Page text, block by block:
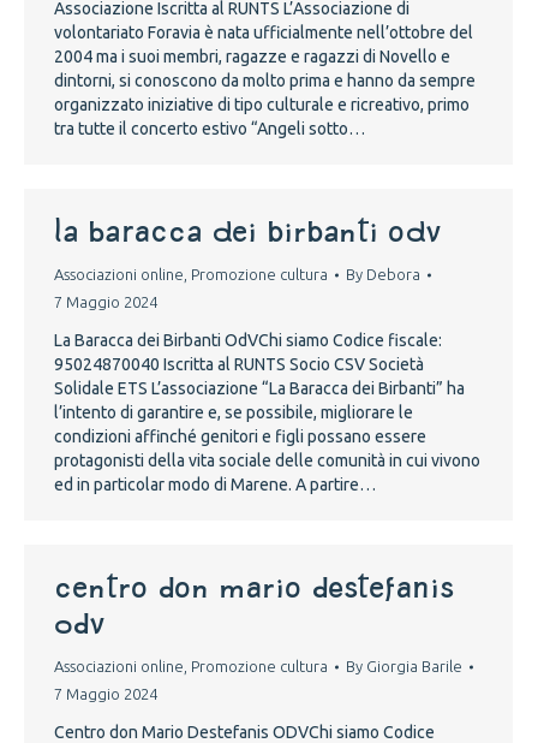
Associazione Iscritta al RUNTS L’Associazione di
volontariato Foravia è nata ufficialmente nell’ottobre del
2004 ma i suoi membri, ragazze e ragazzi di Novello e
dintorni, si conoscono da molto prima e hanno da sempre
organizzato iniziative di tipo culturale e ricreativo, primo
tra tutte il concerto estivo “Angeli sotto…
LA BARACCA DEI BIRBANTI ODV
Associazioni online Promozione cultura By Debora
7 Maggio 2024
La Baracca dei Birbanti OdVChi siamo Codice fiscale:
95024870040 Iscritta al RUNTS Socio CSV Società
Solidale ETS L’associazione “La Baracca dei Birbanti” ha
l’intento di garantire e, se possibile, migliorare le
condizioni affinché genitori e figli possano essere
protagonisti della vita sociale delle comunità in cui vivono
ed in particolar modo di Marene. A partire…
Centro don Mario Destefanis
ODV
Associazioni online Promozione cultura By Giorgia Barile
7 Maggio 2024
Centro don Mario Destefanis ODVChi siamo Codice